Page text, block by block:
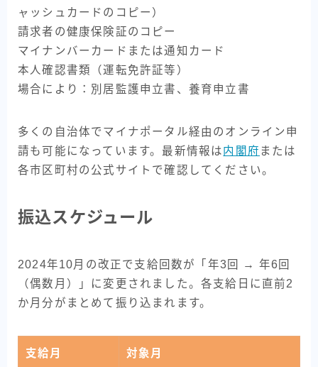
ャッシュカードのコピー）
請求者の健康保険証のコピー
マイナンバーカードまたは通知カード
本人確認書類（運転免許証等）
場合により：別居監護申立書、養育申立書
多くの自治体でマイナポータル経由のオンライン申
請も可能になっています。最新情報は内閣府 または
各市区町村の公式サイトで確認してください。
振込スケジュール
2024年10月の改正で支給回数が「年3回 → 年6回
（偶数月）」に変更されました。各支給日に直前2
か月分がまとめて振り込まれます。
支給月 対象月